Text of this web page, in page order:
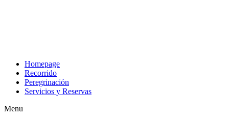
Homepage
Recorrido
Peregrinación
Servicios y Reservas
Menu